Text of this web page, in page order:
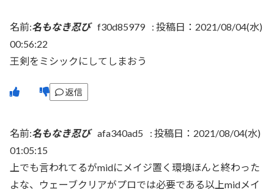
名前:名もなき忍び f30d85979 : 投稿日：2021/08/04(水)
00:56:22
王剣をミシックにしてしまおう
返信
名前:名もなき忍び afa340ad5 : 投稿日：2021/08/04(水)
01:05:15
上でも言われてるがmidにメイジ置く環境ほんと終わった
よな、ウェーブクリアがプロでは必要である以上midメイ